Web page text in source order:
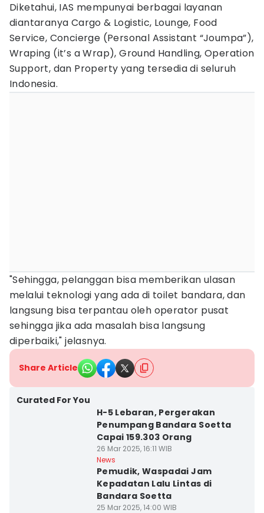
Diketahui, IAS mempunyai berbagai layanan
diantaranya Cargo & Logistic, Lounge, Food
Service, Concierge (Personal Assistant “Joumpa”),
Wraping (it’s a Wrap), Ground Handling, Operation
Support, dan Property yang tersedia di seluruh
Indonesia.
"Sehingga, pelanggan bisa memberikan ulasan
melalui teknologi yang ada di toilet bandara, dan
langsung bisa terpantau oleh operator pusat
sehingga jika ada masalah bisa langsung
diperbaiki," jelasnya.
Share Article
Curated For You
H-5 Lebaran, Pergerakan
Penumpang Bandara Soetta
Capai 159.303 Orang
26 Mar 2025, 16:11 WIB
News
Pemudik, Waspadai Jam
Kepadatan Lalu Lintas di
Bandara Soetta
25 Mar 2025, 14:00 WIB